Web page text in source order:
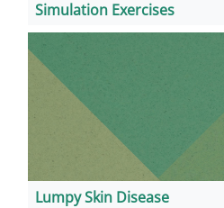
Simulation Exercises
Lumpy Skin Disease